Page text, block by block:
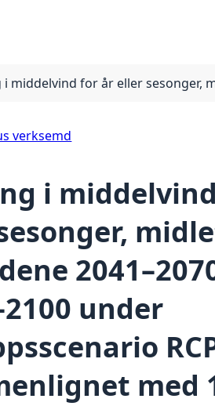
i middelvind for år eller sesonger,
verksemd
i
under
med